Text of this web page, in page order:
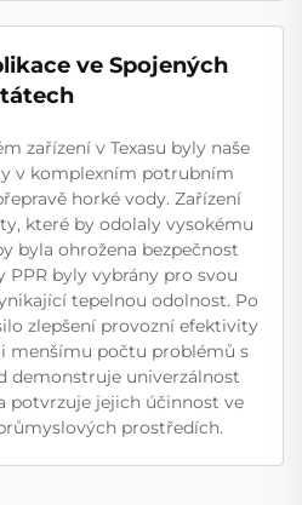
ve Spojených
zařízení v Texasu byly naše
v komplexním potrubním
horké vody. Zařízení
které by odolaly vysokému
byla ohrožena bezpečnost
PPR byly vybrány pro svou
tepelnou odolnost. Po
zlepšení provozní efektivity
menšímu počtu problémů s
demonstruje univerzálnost
potvrzuje jejich účinnost ve
prostředích.